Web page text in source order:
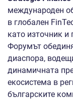
международен
в глобален
като източник и
Форумът
диаспора,
динамичната
екосистема в
българските